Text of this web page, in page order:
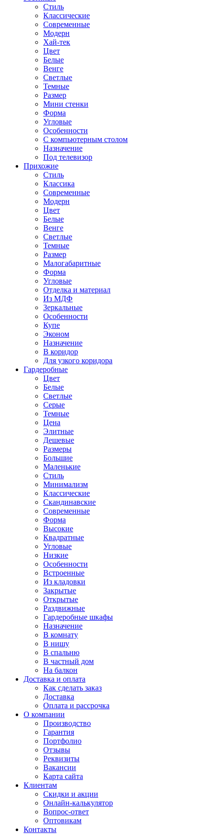
Стиль
Классические
Современные
Модерн
Хай-тек
Цвет
Белые
Венге
Светлые
Темные
Размер
Мини стенки
Форма
Угловые
Особенности
С компьютерным столом
Назначение
Под телевизор
Прихожие
Стиль
Классика
Современные
Модерн
Цвет
Белые
Венге
Светлые
Темные
Размер
Малогабаритные
Форма
Угловые
Отделка и материал
Из МДФ
Зеркальные
Особенности
Купе
Эконом
Назначение
В коридор
Для узкого коридора
Гардеробные
Цвет
Белые
Светлые
Серые
Темные
Цена
Элитные
Дешевые
Размеры
Большие
Маленькие
Стиль
Минимализм
Классические
Скандинавские
Современные
Форма
Высокие
Квадратные
Угловые
Низкие
Особенности
Встроенные
Из кладовки
Закрытые
Открытые
Раздвижные
Гардеробные шкафы
Назначение
В комнату
В нишу
В спальню
В частный дом
На балкон
Доставка и оплата
Как сделать заказ
Доставка
Оплата и рассрочка
О компании
Производство
Гарантия
Портфолио
Отзывы
Реквизиты
Вакансии
Карта сайта
Клиентам
Скидки и акции
Онлайн-калькулятор
Вопрос-ответ
Оптовикам
Контакты